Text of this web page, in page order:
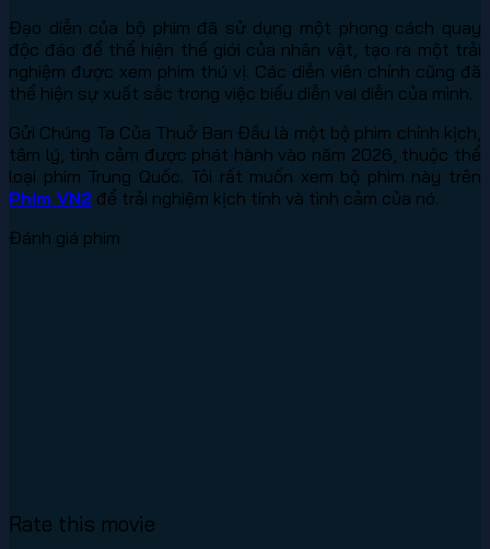
Đạo diễn của bộ phim đã sử dụng một phong cách quay
độc đáo để thể hiện thế giới của nhân vật, tạo ra một trải
nghiệm được xem phim thú vị. Các diễn viên chính cũng đã
thể hiện sự xuất sắc trong việc biểu diễn vai diễn của mình.
Gửi Chúng Ta Của Thuở Ban Đầu là một bộ phim chính kịch,
tâm lý, tình cảm được phát hành vào năm 2026, thuộc thể
loại phim Trung Quốc. Tôi rất muốn xem bộ phim này trên
Phim VN2 để trải nghiệm kịch tính và tình cảm của nó.
Đánh giá phim
Rate this movie